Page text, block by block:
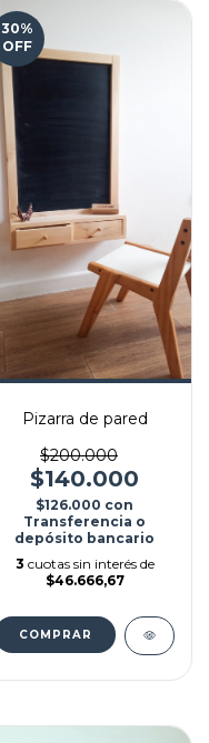
30%
OFF
Pizarra de pared
$200.000
$140.000
$126.000 con
Transferencia o
depósito bancario
3 cuotas sin interés de
$46.666,67